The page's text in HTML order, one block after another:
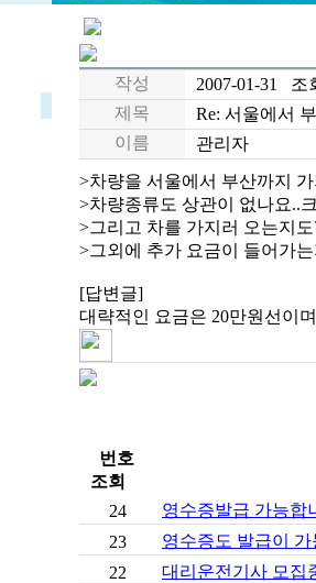
작성
2007-01-31 조
제목
Re: 서울에서
이름
관리자
>차량을 서울에서 부산까지
>차량종류도 상관이 없나요..
>그리고 차를 가지러 오는지도
>그외에 추가 요금이 들어가
[답변글]
대략적인 요금은 20만원선이
번호
조회
24
영수증발급 가능합
23
영수증도 발급이 가
22
대리운전기사 모집